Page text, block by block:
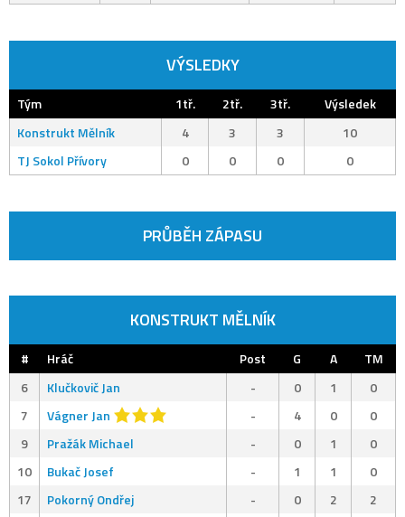
VÝSLEDKY
Tým 1tř. 2tř. 3tř.
Výsledek
Konstrukt Mělník
4 3 3
10
TJ Sokol Přívory
0 0 0 0
PRŮBĚH ZÁPASU
KONSTRUKT MĚLNÍK
# Hráč Post G A
TM
6
Klučkovič Jan - 0 1
0
7
Vágner Jan - 4 0
0
9
Pražák Michael - 0 1
0
10
Bukač Josef - 1 1
0
17
Pokorný Ondřej - 0 2
2